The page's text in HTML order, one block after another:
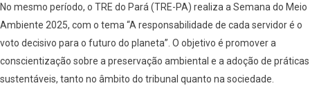
No mesmo período, o TRE do Pará (TRE-PA) realiza a Semana do Meio
Ambiente 2025, com o tema “A responsabilidade de cada servidor é o
voto decisivo para o futuro do planeta”. O objetivo é promover a
conscientização sobre a preservação ambiental e a adoção de práticas
sustentáveis, tanto no âmbito do tribunal quanto na sociedade.